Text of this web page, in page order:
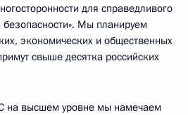
для справедливого
безопасности». Мы планируем
экономических и общественных
свыше десятка российских
на высшем уровне мы намечаем